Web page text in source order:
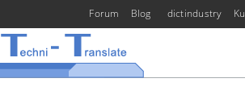
dictindustry
Blog
Forum